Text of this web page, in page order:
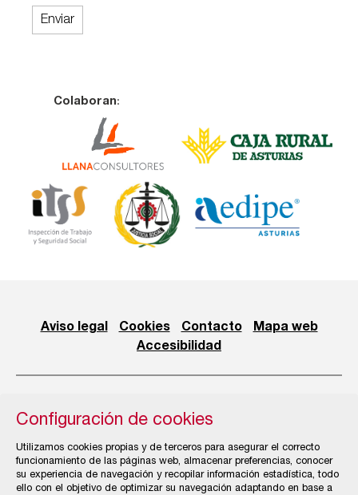
Colaboran:
Aviso legal Cookies Contacto
Mapa web
Accesibilidad
Navegación de Gijón
Configuración de cookies
Utilizamos cookies propias y de terceros para asegurar el correcto
funcionamiento de las páginas web, almacenar preferencias, conocer
su experiencia de navegación y recopilar información estadística, todo
ello con el objetivo de optimizar su navegación adaptando en base a